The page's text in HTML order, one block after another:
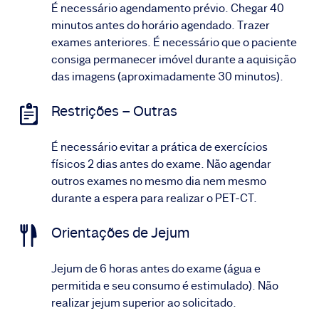
É necessário agendamento prévio. Chegar 40
minutos antes do horário agendado. Trazer
exames anteriores. É necessário que o paciente
consiga permanecer imóvel durante a aquisição
das imagens (aproximadamente 30 minutos).
Restrições – Outras
É necessário evitar a prática de exercícios
físicos 2 dias antes do exame. Não agendar
outros exames no mesmo dia nem mesmo
durante a espera para realizar o PET-CT.
Orientações de Jejum
Jejum de 6 horas antes do exame (água e
permitida e seu consumo é estimulado). Não
realizar jejum superior ao solicitado.